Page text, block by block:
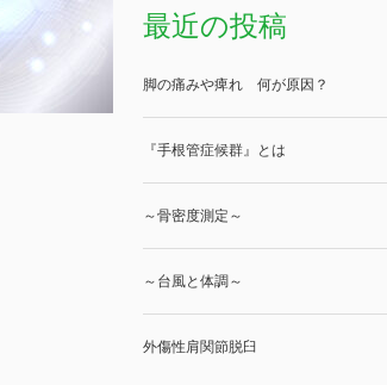
最近の投稿
脚の痛みや痺れ 何が原因？
『手根管症候群』とは
～骨密度測定～
～台風と体調～
外傷性肩関節脱臼